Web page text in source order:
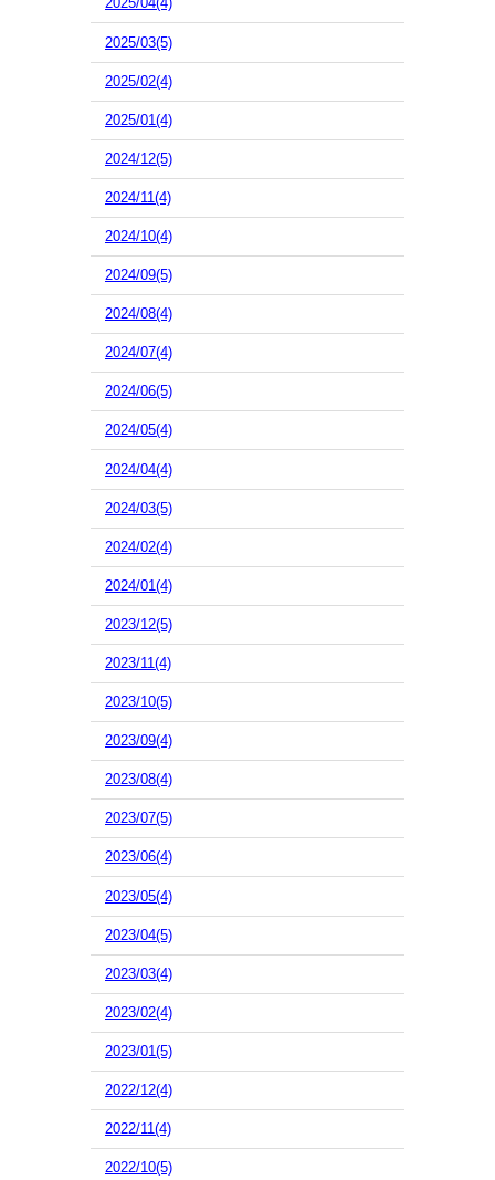
2025/03(5)
2025/02(4)
2025/01(4)
2024/12(5)
2024/11(4)
2024/10(4)
2024/09(5)
2024/08(4)
2024/07(4)
2024/06(5)
2024/05(4)
2024/04(4)
2024/03(5)
2024/02(4)
2024/01(4)
2023/12(5)
2023/11(4)
2023/10(5)
2023/09(4)
2023/08(4)
2023/07(5)
2023/06(4)
2023/05(4)
2023/04(5)
2023/03(4)
2023/02(4)
2023/01(5)
2022/12(4)
2022/11(4)
2022/10(5)